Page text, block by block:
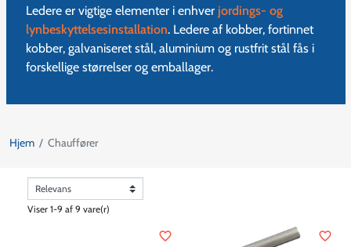
Ledere er vigtige elementer i enhver jordings- og
lynbeskyttelsesinstallation. Ledere af kobber, fortinnet
kobber, galvaniseret stål, aluminium og rustfrit stål fås i
forskellige størrelser og emballager.
Hjem Chauffører
Viser 1-9 af 9 vare(r)
favorite_border favorite_border